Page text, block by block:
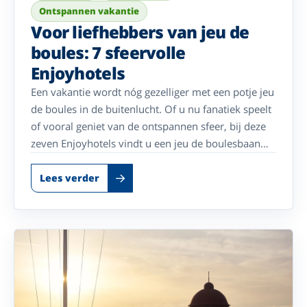
Ontspannen vakantie
Voor liefhebbers van jeu de
boules: 7 sfeervolle
Enjoyhotels
Een vakantie wordt nóg gezelliger met een potje jeu
de boules in de buitenlucht. Of u nu fanatiek speelt
of vooral geniet van de ontspannen sfeer, bij deze
zeven Enjoyhotels vindt u een jeu de boulesbaan
voor een gezellige middag met uw reisgenoot of
medegasten. Combineer sportieve ontspanning met
comfortabele overnachtingen, verzorgde maaltijden
en de gastvrije sfeer die u van Enjoyhotels gewend
bent. Zo wordt ieder verblijf een perfecte mix van
actief bezig zijn en onbezorgd genieten.
Lees verder